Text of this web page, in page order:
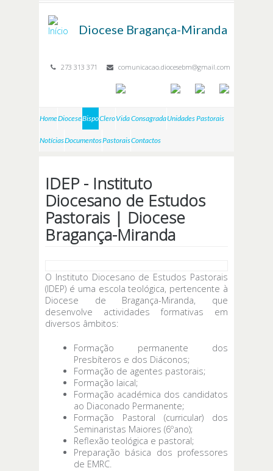
Diocese Bragança-Miranda
273 313 371 comunicacao.diocesebm@gmail.com
HomeDioceseBispoCleroVida ConsagradaUnidades Pastorais
NotíciasDocumentosPastoraisContactos
IDEP - Instituto
Diocesano de Estudos
Pastorais | Diocese
Bragança-Miranda
O Instituto Diocesano de Estudos Pastorais
(IDEP) é uma escola teológica, pertencente à
Diocese de Bragança-Miranda, que
desenvolve actividades formativas em
diversos âmbitos:
Formação permanente dos
Presbíteros e dos Diáconos;
Formação de agentes pastorais;
Formação laical;
Formação académica dos candidatos
ao Diaconado Permanente;
Formação Pastoral (curricular) dos
Seminaristas Maiores (6ºano);
Reflexão teológica e pastoral;
Preparação básica dos professores
de EMRC.